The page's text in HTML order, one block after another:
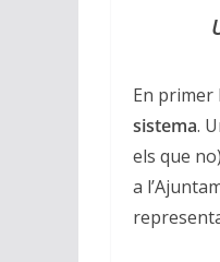
En primer
sistema.
els que
a